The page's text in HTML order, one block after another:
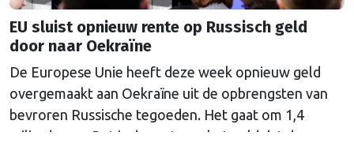
EU sluist opnieuw rente op Russisch geld
door naar Oekraïne
De Europese Unie heeft deze week opnieuw geld
overgemaakt aan Oekraïne uit de opbrengsten van
bevroren Russische tegoeden. Het gaat om 1,4
miljard euro. Dat is de rente op het geld dat de